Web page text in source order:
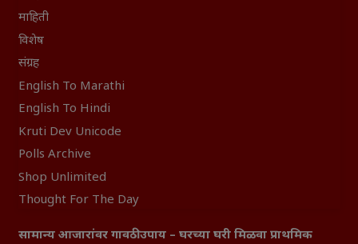
माहिती
विशेष
संग्रह
English To Marathi
English To Hindi
Kruti Dev Unicode
Polls Archive
Shop Unlimited
Thought For The Day
सामान्य आजारांवर गावठी उपाय – घरच्या घरी मिळवा प्राथमिक